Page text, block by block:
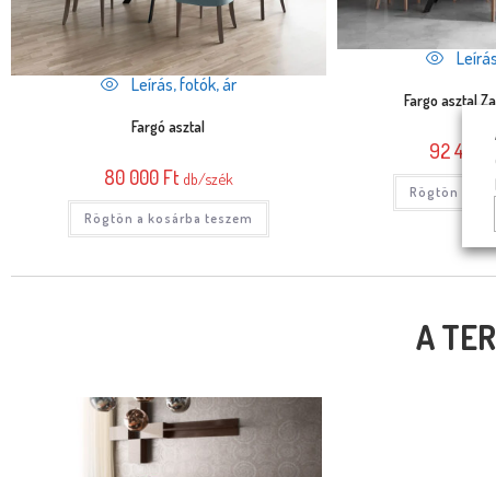
Leírás, fotók, ár
Fargó asztal
80 000 Ftdb/szék
Rögtön a kosárba teszem
Fargo asztal
92 400
Rögtön a
A